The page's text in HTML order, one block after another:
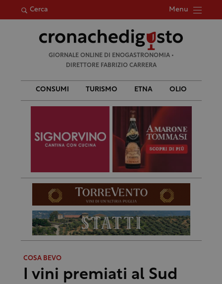
Cerca Menu
per:
GIORNALE ONLINE DI ENOGASTRONOMIA •
DIRETTORE FABRIZIO CARRERA
CONSUMI TURISMO ETNA OLIO
COSA BEVO
I vini premiati al Sud